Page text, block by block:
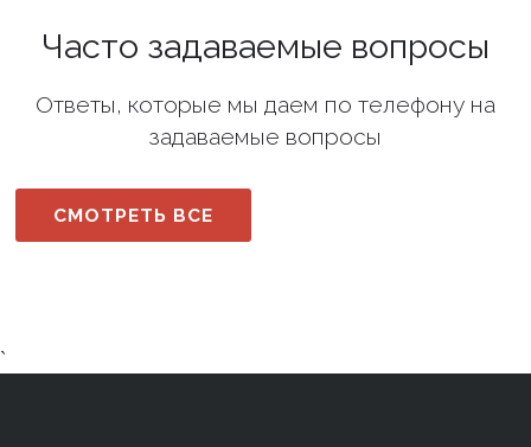
Часто задаваемые вопросы
Ответы, которые мы даем по телефону на
задаваемые вопросы
СМОТРЕТЬ ВСЕ
`